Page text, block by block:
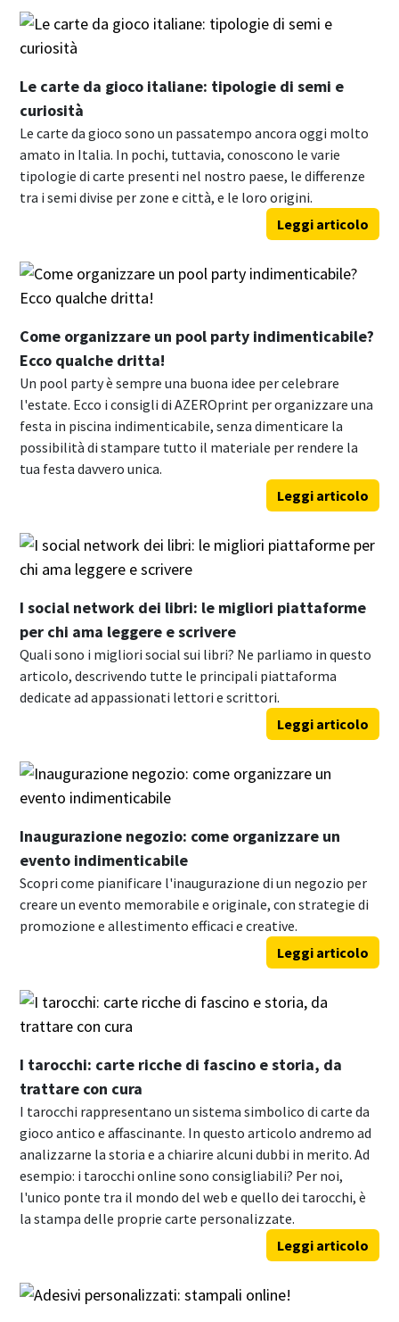
Le carte da gioco italiane: tipologie di semi e
curiosità
Le carte da gioco sono un passatempo ancora oggi molto
amato in Italia. In pochi, tuttavia, conoscono le varie
tipologie di carte presenti nel nostro paese, le differenze
tra i semi divise per zone e città, e le loro origini.
Leggi articolo
Come organizzare un pool party indimenticabile?
Ecco qualche dritta!
Un pool party è sempre una buona idee per celebrare
l'estate. Ecco i consigli di AZEROprint per organizzare una
festa in piscina indimenticabile, senza dimenticare la
possibilità di stampare tutto il materiale per rendere la
tua festa davvero unica.
Leggi articolo
I social network dei libri: le migliori piattaforme
per chi ama leggere e scrivere
Quali sono i migliori social sui libri? Ne parliamo in questo
articolo, descrivendo tutte le principali piattaforma
dedicate ad appassionati lettori e scrittori.
Leggi articolo
Inaugurazione negozio: come organizzare un
evento indimenticabile
Scopri come pianificare l'inaugurazione di un negozio per
creare un evento memorabile e originale, con strategie di
promozione e allestimento efficaci e creative.
Leggi articolo
I tarocchi: carte ricche di fascino e storia, da
trattare con cura
I tarocchi rappresentano un sistema simbolico di carte da
gioco antico e affascinante. In questo articolo andremo ad
analizzarne la storia e a chiarire alcuni dubbi in merito. Ad
esempio: i tarocchi online sono consigliabili? Per noi,
l'unico ponte tra il mondo del web e quello dei tarocchi, è
la stampa delle proprie carte personalizzate.
Leggi articolo